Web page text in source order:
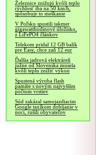
Železnice znižujú kvôli teplu
rýchlosť iba na 50 km/h,
spôsobuje to meškanie
V Poľsku spustili takmer
gigawatthodinové úložisko,
z LiFePO4 článkov
Telekom pridal 12 GB balík
pre Easy, chce zaň 12 eur
Ďalšia jadrová elektráreň
južne od Slovenska musela
kvôli teplu znížiť výkon
Spustená výroba flash
pamäte s novým najvyšším
počtom vrstiev
Súd zakázal samojazdiacim
Google taxíkom dobíjanie v
noci, rušili obyvateľov